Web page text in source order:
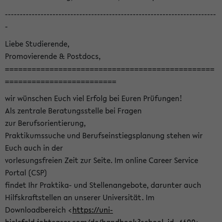
-----------------------------------------------------------------------
-
Liebe Studierende,
Promovierende & Postdocs,
===============================================
=========================
wir wünschen Euch viel Erfolg bei Euren Prüfungen!
Als zentrale Beratungsstelle bei Fragen
zur Berufsorientierung,
Praktikumssuche und Berufseinstiegsplanung stehen wir
Euch auch in der
vorlesungsfreien Zeit zur Seite. Im online Career Service
Portal (CSP)
findet Ihr Praktika- und Stellenangebote, darunter auch
Hilfskraftstellen an unserer Universität. Im
Downloadbereich <https://uni-